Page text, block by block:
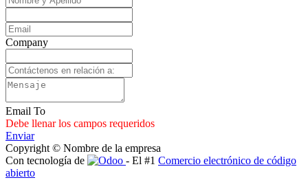
Company
Email To
Debe llenar los campos requeridos
Enviar
Copyright © Nombre de la empresa
Con tecnología de
- El #1 Comercio electrónico de código
abierto